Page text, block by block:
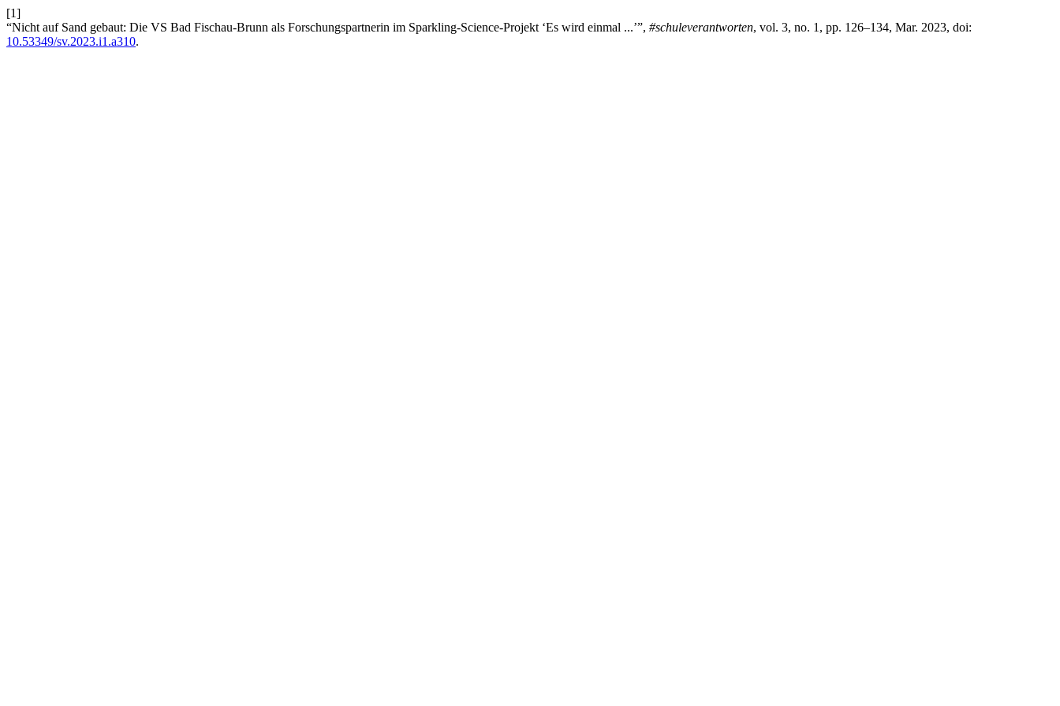
[1]
“Nicht auf Sand gebaut: Die VS Bad Fischau-Brunn als Forschungspartnerin im Sparkling-Science-Projekt ‘Es wird einmal ...’”, #schuleverantworten, vol. 3, no. 1, pp. 126–134, Mar. 2023, doi:
10.53349/sv.2023.i1.a310.